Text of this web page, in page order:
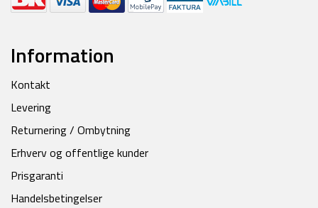
Information
Kontakt
Levering
Returnering / Ombytning
Erhverv og offentlige kunder
Prisgaranti
Handelsbetingelser